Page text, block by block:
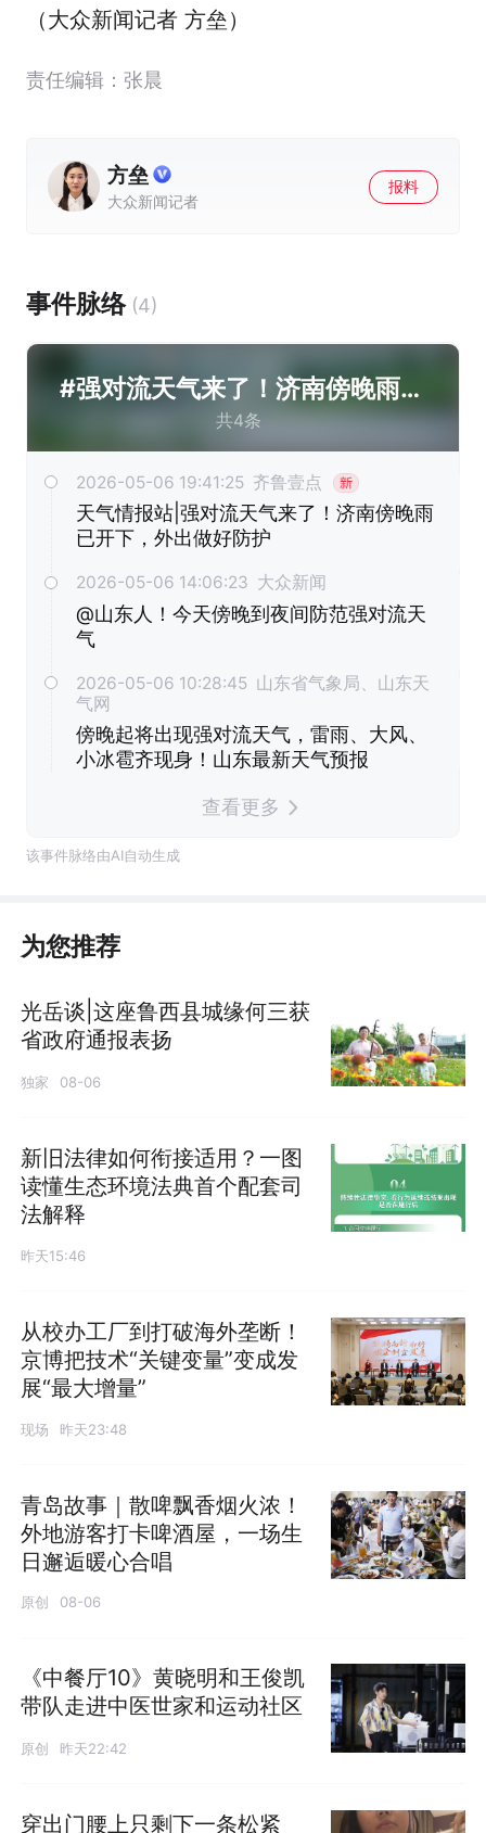
（大众新闻记者 方垒）
责任编辑：张晨
方垒
大众新闻记者
报料
事件脉络 (4)
#强对流天气来了！济南傍晚雨已
开下，外出做好防护#
共4条
2026-05-06 19:41:25 齐鲁壹点
天气情报站|强对流天气来了！济南傍晚雨
已开下，外出做好防护
2026-05-06 14:06:23 大众新闻
@山东人！今天傍晚到夜间防范强对流天
气
2026-05-06 10:28:45 山东省气象局、山东天
气网
傍晚起将出现强对流天气，雷雨、大风、
小冰雹齐现身！山东最新天气预报
查看更多
该事件脉络由AI自动生成
为您推荐
光岳谈|这座鲁西县城缘何三获
省政府通报表扬
独家 08-06
新旧法律如何衔接适用？一图
读懂生态环境法典首个配套司
法解释
昨天15:46
从校办工厂到打破海外垄断！
京博把技术“关键变量”变成发
展“最大增量”
现场 昨天23:48
青岛故事｜散啤飘香烟火浓！
外地游客打卡啤酒屋，一场生
日邂逅暖心合唱
原创 08-06
《中餐厅10》黄晓明和王俊凯
带队走进中医世家和运动社区
原创 昨天22:42
穿出门腰上只剩下一条松紧